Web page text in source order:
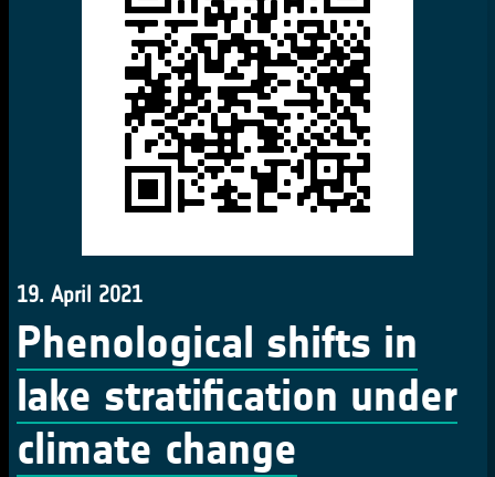
19. April 2021
Phenological shifts in
lake stratification under
climate change